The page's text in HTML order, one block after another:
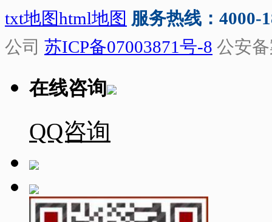
txt地图html地图 服务热线：4000-
公司 苏ICP备07003871号-8 公安
在线咨询
QQ咨询